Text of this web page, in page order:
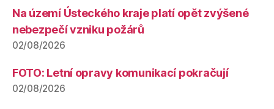
Na území Ústeckého kraje platí opět zvýšené
nebezpečí vzniku požárů
02/08/2026
FOTO: Letní opravy komunikací pokračují
02/08/2026